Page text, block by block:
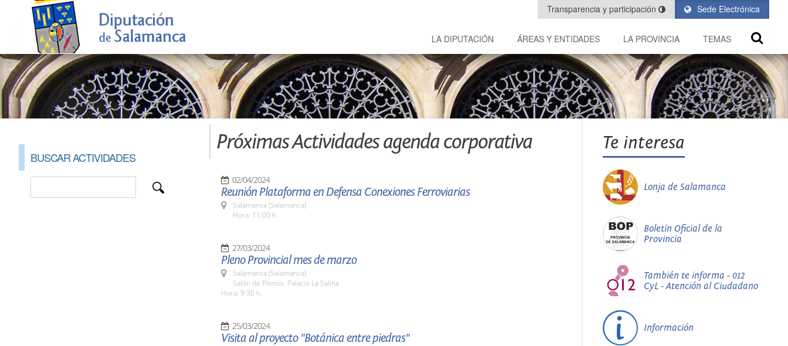
Sede Electrónica
Transparencia y participación
LA DIPUTACIÓN ÁREAS Y ENTIDADES LA PROVINCIA TEMAS
BUSCAR ACTIVIDADES
Próximas Actividades agenda corporativa
02/04/2024
Reunión Plataforma en Defensa Conexiones Ferroviarias
Salamanca (Salamanca)
Hora: 11:00 h.
27/03/2024
Pleno Provincial mes de marzo
Salamanca (Salamanca)
Salón de Plenos. Palacio La Salina
Hora: 9:30 h.
25/03/2024
Visita al proyecto "Botánica entre piedras"
Te interesa
Lonja de Salamanca
Boletín Oficial de la
Provincia
También te informa - 012
CyL - Atención al Ciudadano
Información